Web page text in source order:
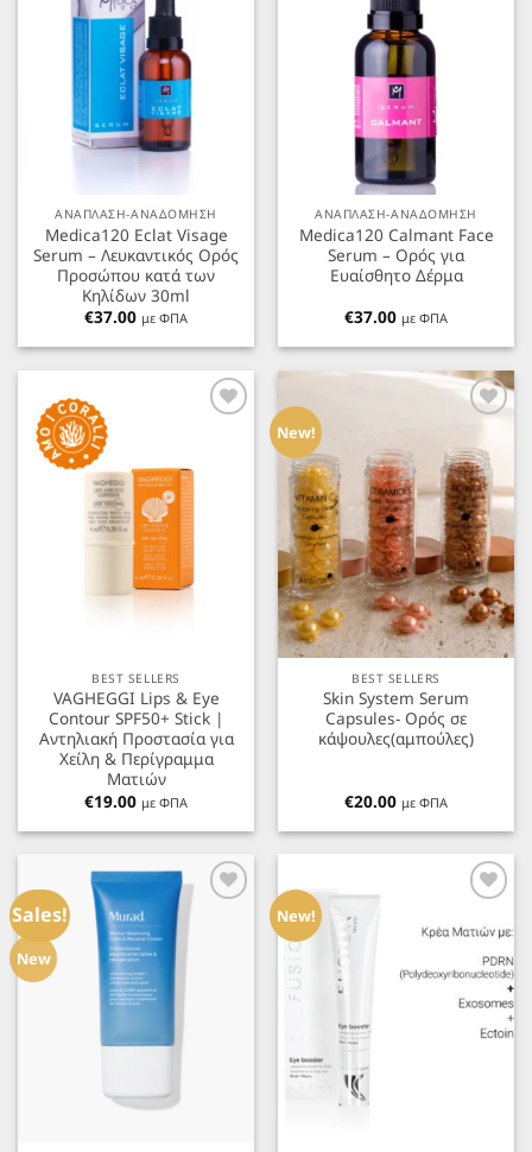
ΑΝΑΠΛΑΣΗ-ΑΝΑΔΟΜΗΣΗ
Medica120 Eclat Visage
Serum – Λευκαντικός Ορός
Προσώπου κατά των
Κηλίδων 30ml
€37.00 με ΦΠΑ
ΑΝΑΠΛΑΣΗ-ΑΝΑΔΟΜΗΣΗ
Medica120 Calmant Face
Serum – Ορός για
Ευαίσθητο Δέρμα
€37.00 με ΦΠΑ
Προσθήκη
BEST SELLERS
VAGHEGGI Lips & Eye
Contour SPF50+ Stick |
Αντηλιακή Προστασία για
Χείλη & Περίγραμμα
Ματιών
€19.00 με ΦΠΑ
New!
Προσθήκη
BEST SELLERS
Skin System Serum
Capsules- Ορός σε
κάψουλες(αμπούλες)
€20.00 με ΦΠΑ
Sales!
New
Προσθήκη
Αγαπημένα
New!
Προσθήκη